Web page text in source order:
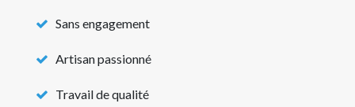
Sans engagement
Artisan passionné
Travail de qualité